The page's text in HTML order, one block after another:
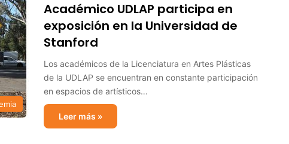
Académico UDLAP participa en
exposición en la Universidad de
Stanford
Los académicos de la Licenciatura en Artes Plásticas
de la UDLAP se encuentran en constante participación
en espacios de artísticos…
Leer más »